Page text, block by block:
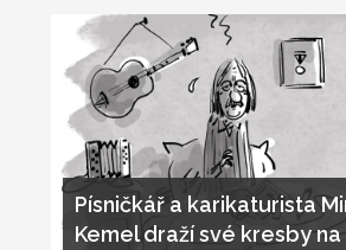
Písničkář a karikaturista
Kemel draží své kresby na